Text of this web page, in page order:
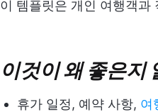
이 템플릿은 개인 여행객과
이것이 왜 좋은지
휴가 일정, 예약 사항, 여